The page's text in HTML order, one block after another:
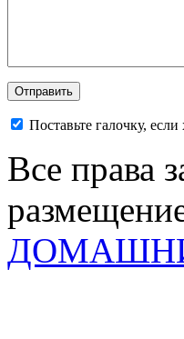
Поставьте галочку,
Все права